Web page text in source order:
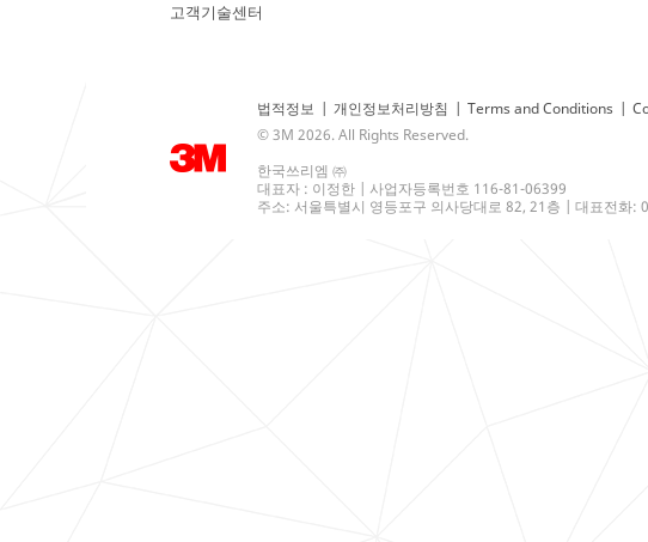
고객기술센터
법적정보 | 개인정보처리방침 | Terms and Conditions |
© 3M 2026. All Rights Reserved.
한국쓰리엠 ㈜
대표자 : 이정한 | 사업자등록번호 116-81-06399
주소: 서울특별시 영등포구 의사당대로 82, 21층 | 대표전화: